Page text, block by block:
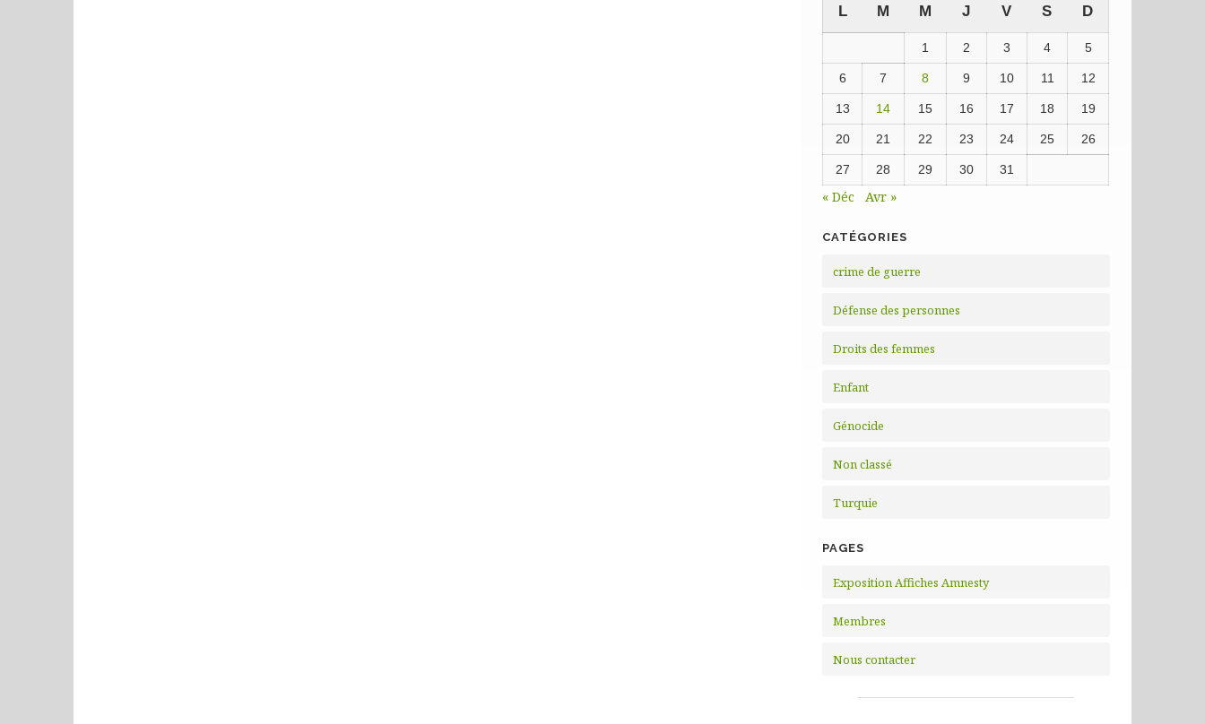
L M M J V S D
1 2 3 4 5
6 7 8 9 10 11 12
13 14 15 16 17 18 19
20 21 22 23 24 25 26
27 28 29 30 31
« Déc Avr »
CATÉGORIES
crime de guerre
Défense des personnes
Droits des femmes
Enfant
Génocide
Non classé
Turquie
PAGES
Exposition Affiches Amnesty
Membres
Nous contacter